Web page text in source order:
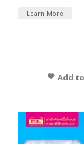
Learn More
Add